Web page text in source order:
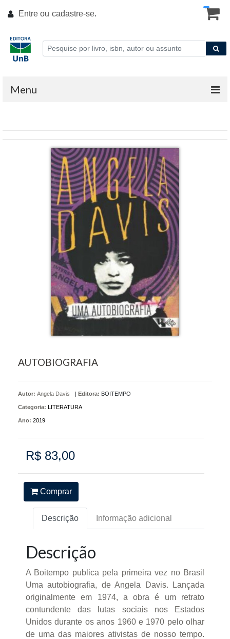
Entre ou cadastre-se.
Menu
AUTOBIOGRAFIA
Autor: Angela Davis Editora: BOITEMPO
Categoria: LITERATURA
Ano: 2019
R$ 83,00
Comprar
Descrição Informação adicional
Descrição
A Boitempo publica pela primeira vez no Brasil
Uma autobiografia, de Angela Davis. Lançada
originalmente em 1974, a obra é um retrato
contundente das lutas sociais nos Estados
Unidos durante os anos 1960 e 1970 pelo olhar
de uma das maiores ativistas de nosso tempo.